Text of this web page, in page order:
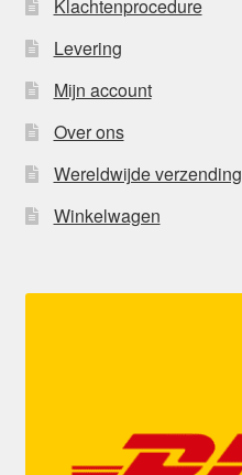
Klachtenprocedure
Levering
Mijn account
Over ons
Wereldwijde verzending
Winkelwagen